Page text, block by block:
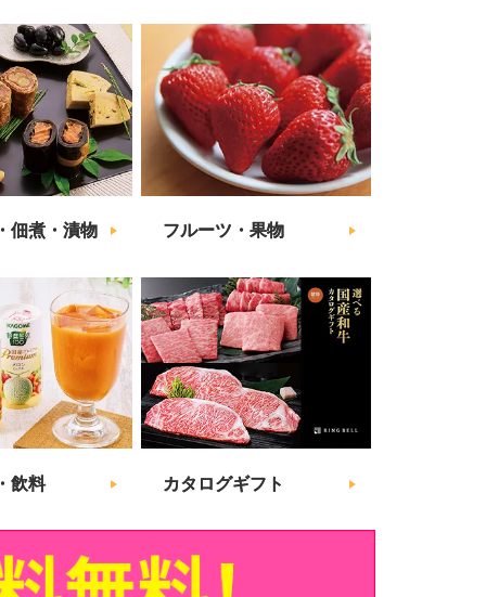
佃煮・漬物 フルーツ・果物
飲料 カタログギフト